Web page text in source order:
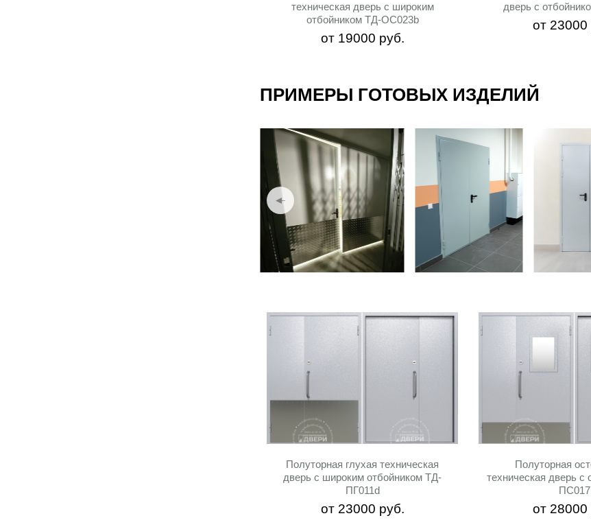
техническая дверь с широким
отбойником ТД-ОС023b
от 19000 руб.
дверь с
от 23000
ПРИМЕРЫ ГОТОВЫХ ИЗДЕЛИЙ
Полуторная глухая техническая
дверь с широким отбойником ТД-
ПГ011d
от 23000 руб.
Полуторная
техническая дверь с
ПС017
от 28000